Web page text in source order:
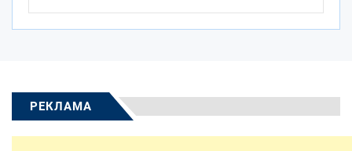
РЕКЛАМА